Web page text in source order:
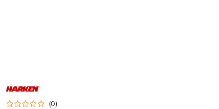
NAZWA
PRODUCENTA:
HARKEN (0)